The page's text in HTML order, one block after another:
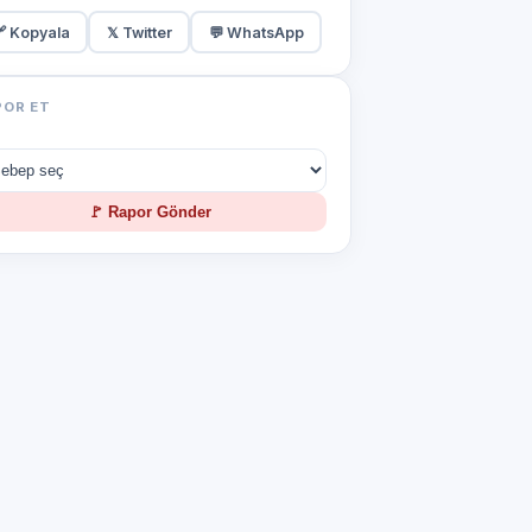
Kopyala 𝕏 Twitter 💬 WhatsApp
ET
🚩 Rapor Gönder